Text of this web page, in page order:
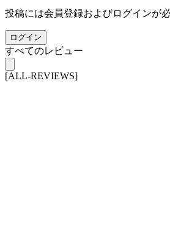
投稿には会員登録およびログインが
ログイン
すべてのレビュー
[ALL-REVIEWS]